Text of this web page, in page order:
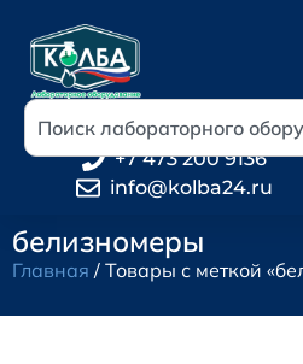
+7 473 200 9136
info@kolba24.ru
белизномеры
Главная / Товары с меткой